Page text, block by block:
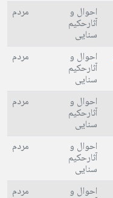
احوال و
آثارحکیم
سنایی
مردم
احوال و
آثارحکیم
سنایی
مردم
احوال و
آثارحکیم
سنایی
مردم
احوال و
آثارحکیم
سنایی
مردم
احوال و مردم